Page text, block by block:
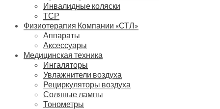
Инвалидные коляски
ТСР
Физиотерапия Компании «СТЛ»
Аппараты
Аксессуары
Медицинская техника
Ингаляторы
Увлажнители воздуха
Рециркуляторы воздуха
Соляные лампы
Тонометры